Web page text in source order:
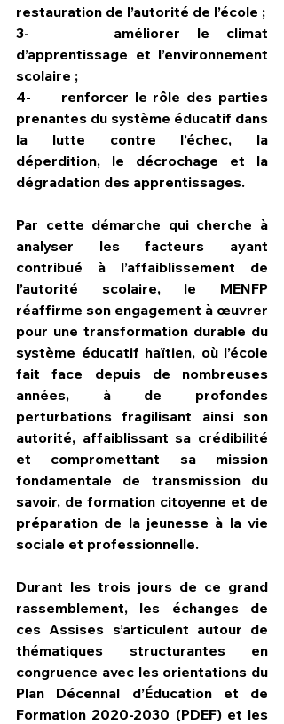
restauration de l’autorité de l’école ;
3-     améliorer le climat
d’apprentissage et l’environnement
scolaire ;
4-     renforcer le rôle des parties
prenantes du système éducatif dans
la lutte contre l’échec, la
déperdition, le décrochage et la
dégradation des apprentissages.
Par cette démarche qui cherche à
analyser les facteurs ayant
contribué à l’affaiblissement de
l’autorité scolaire, le MENFP
réaffirme son engagement à œuvrer
pour une transformation durable du
système éducatif haïtien, où l’école
fait face depuis de nombreuses
années, à de profondes
perturbations fragilisant ainsi son
autorité, affaiblissant sa crédibilité
et compromettant sa mission
fondamentale de transmission du
savoir, de formation citoyenne et de
préparation de la jeunesse à la vie
sociale et professionnelle.
Durant les trois jours de ce grand
rassemblement, les échanges de
ces Assises s’articulent autour de
thématiques structurantes en
congruence avec les orientations du
Plan Décennal d’Éducation et de
Formation 2020-2030 (PDEF) et les